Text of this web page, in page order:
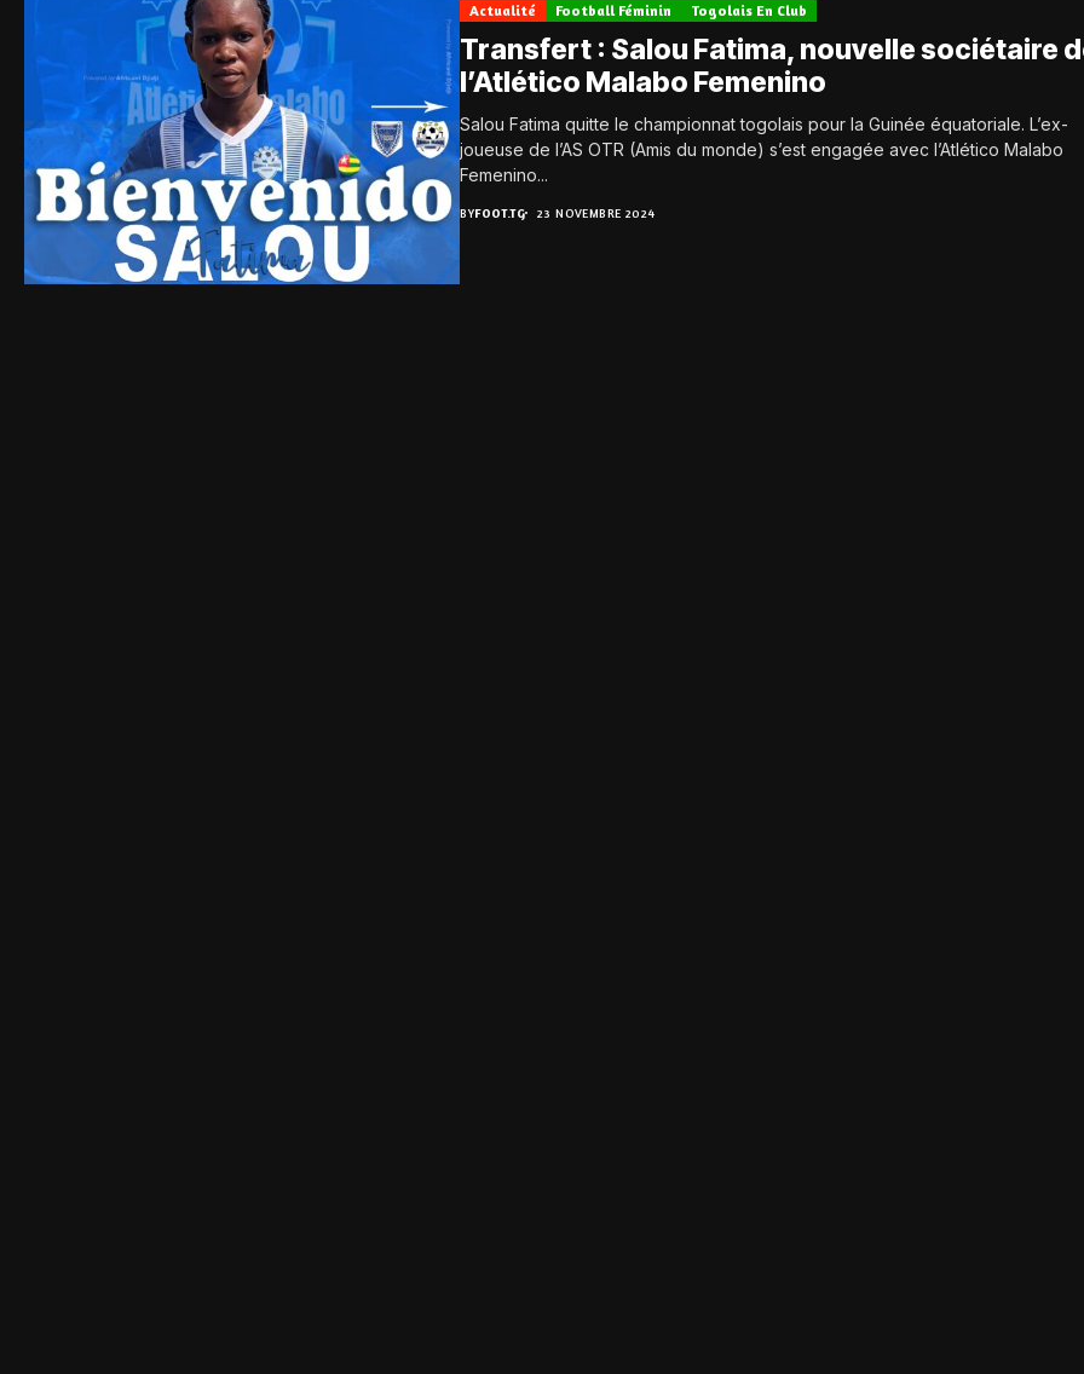
Actualité Football Féminin Togolais En Club
Transfert : Salou Fatima, nouvelle sociétaire
l’Atlético Malabo Femenino
Salou Fatima quitte le championnat togolais pour la Guinée équatoriale. L’ex-
joueuse de l’AS OTR (Amis du monde) s’est engagée avec l’Atlético Malabo
Femenino...
BYFOOT.TG 23 NOVEMBRE 2024